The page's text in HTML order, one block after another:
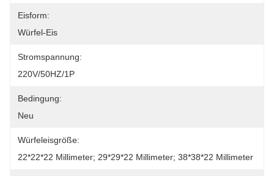
Eisform:
Würfel-Eis
Stromspannung:
220V/50HZ/1P
Bedingung:
Neu
Würfeleisgröße:
22*22*22 Millimeter; 29*29*22 Millimeter; 38*38*22 Millimeter